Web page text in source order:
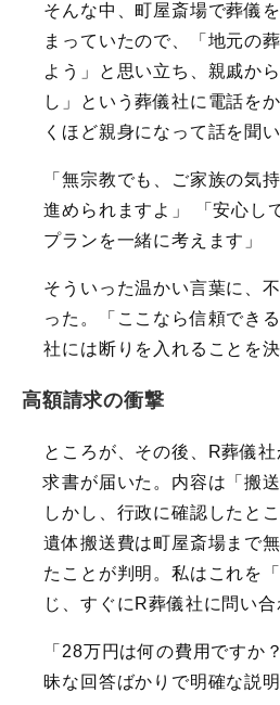
そんな中、町屋斎場で葬儀
まっていたので、「地元の
よう」と思い立ち、親戚か
し」という葬儀社に電話を
くほど親身になって話を聞
「無宗教でも、ご家族の気
進められますよ」 「安心し
プランを一緒に考えます」
そういった温かい言葉に、
った。「ここなら信頼でき
社には断りを入れることを決
高額請求の衝撃
ところが、その後、R葬儀
求書が届いた。内容は「搬
しかし、行政に確認したと
遺体搬送費は町屋斎場まで
たことが判明。私はこれを
じ、すぐにR葬儀社に問い合
「28万円は何の費用ですか
昧な回答ばかりで明確な説